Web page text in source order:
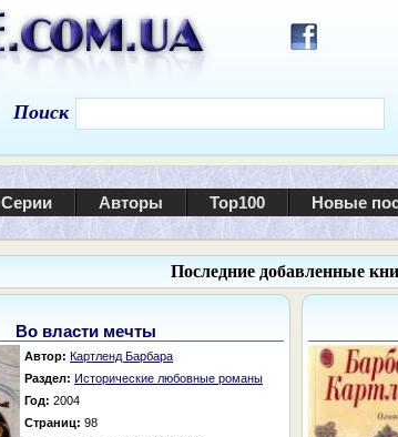
Поиск
Серии Авторы Top100 Новые
Последние добавленные
Во власти мечты
Автор: Картленд Барбара
Раздел: Исторические любовные романы
Год: 2004
Страниц: 98